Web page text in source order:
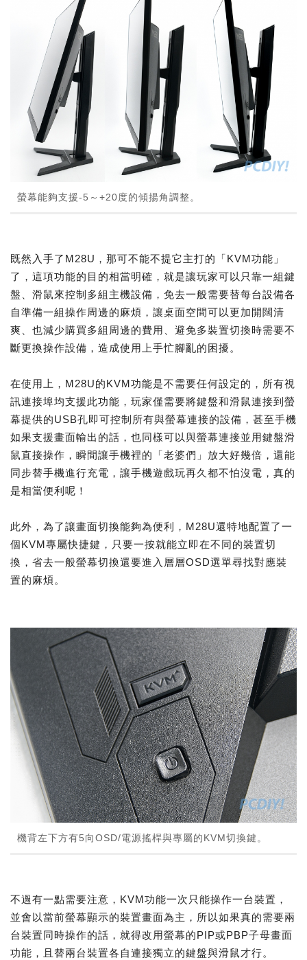
螢幕能夠支援-5～+20度的傾揚角調整。
既然入手了M28U，那可不能不提它主打的「KVM功能」
了，這項功能的目的相當明確，就是讓玩家可以只靠一組鍵
盤、滑鼠來控制多組主機設備，免去一般需要替每台設備各
自準備一組操作周邊的麻煩，讓桌面空間可以更加開闊清
爽、也減少購買多組周邊的費用、避免多裝置切換時需要不
斷更換操作設備，造成使用上手忙腳亂的困擾。
在使用上，M28U的KVM功能是不需要任何設定的，所有視
訊連接埠均支援此功能，玩家僅需要將鍵盤和滑鼠連接到螢
幕提供的USB孔即可控制所有與螢幕連接的設備，甚至手機
如果支援畫面輸出的話，也同樣可以與螢幕連接並用鍵盤滑
鼠直接操作，瞬間讓手機裡的「老婆們」放大好幾倍，還能
同步替手機進行充電，讓手機遊戲玩再久都不怕沒電，真的
是相當便利呢！
此外，為了讓畫面切換能夠為便利，M28U還特地配置了一
個KVM專屬快捷鍵，只要一按就能立即在不同的裝置切
換，省去一般螢幕切換還要進入層層OSD選單尋找對應裝
置的麻煩。
機背左下方有5向OSD/電源搖桿與專屬的KVM切換鍵。
不過有一點需要注意，KVM功能一次只能操作一台裝置，
並會以當前螢幕顯示的裝置畫面為主，所以如果真的需要兩
台裝置同時操作的話，就得改用螢幕的PIP或PBP子母畫面
功能，且替兩台裝置各自連接獨立的鍵盤與滑鼠才行。